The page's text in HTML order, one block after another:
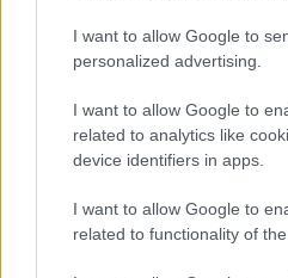
I want to allow Google to
personalized advertising.
I want to allow Google to
related to analytics like
device identifiers in apps.
I want to allow Google to
related to functionality of
találkozhatunk majd ebben a
csatlakozása, aki ismét
és a Beetlejuice-beli
Tabitha szerepében tűnik
egyelőre semmit sem árultak